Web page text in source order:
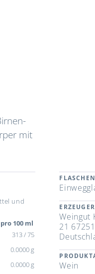
mit
und
100 ml
313 / 75
0.0000 g
0.0000 g
Weingut
21
Wein